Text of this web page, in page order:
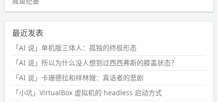
最近发表
「AI 说」单机版三体人：孤独的终极形态
「AI 说」所以为什么没人想到过西西弗斯的膝盖状态？
「AI 说」卡珊德拉和祥林嫂：真话者的悲剧
「小坑」VirtualBox 虚拟机的 headless 启动方式